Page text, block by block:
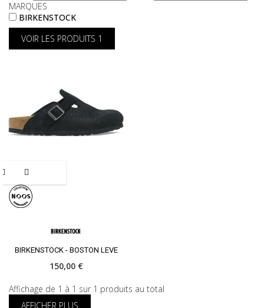
MARQUES
BIRKENSTOCK
VOIR LES PRODUITS 1
BIRKENSTOCK - BOSTON LEVE
150,00 €
Affichage de 1 à 1 sur 1 produits au total
AFFICHER PLUS